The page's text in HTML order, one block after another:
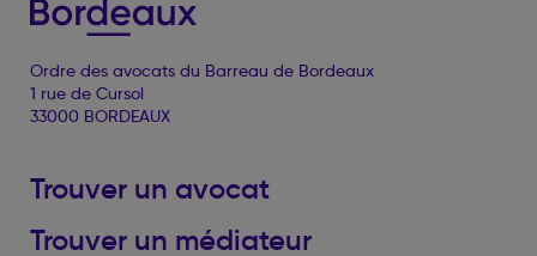
Ordre des avocats du Barreau de Bordeaux
1 rue de Cursol
33000 BORDEAUX
Trouver un avocat
Trouver un médiateur